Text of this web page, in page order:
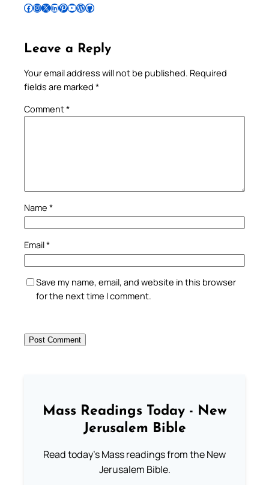
Follow Pradeep on Facebook Follow Pradeep on InstagramFollow Pradeep on X Follow Pradeep on LinkedIn Follow Pradeep on Pinterest Subscribe to Pradeep’s Youtube Channel Follow Pradeep on WordPress Follow Pradeep on GitHub
Leave a Reply
Your email address will not be published. Required
fields are marked *
Comment*
Name *
Email*
Save my name, email, and website in this browser
for the next time I comment.
Mass Readings Today - New
Jerusalem Bible
Read today's Mass readings from the New
Jerusalem Bible.